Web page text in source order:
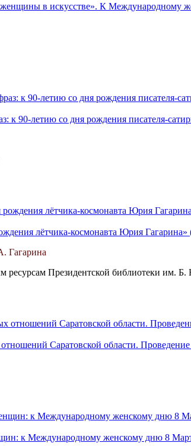
в искусстве». К Международному
к 90-летию со дня рождения писателя-
лётчика-космонавта Юрия Гагарина»
Гагарина
Президентской библиотеки им. Б.
Саратовской области.
к Международному женскому дню 8